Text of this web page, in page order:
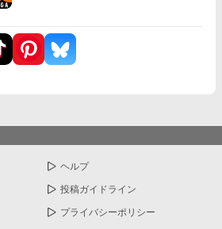
ヘルプ
投稿ガイドライン
プライバシーポリシー